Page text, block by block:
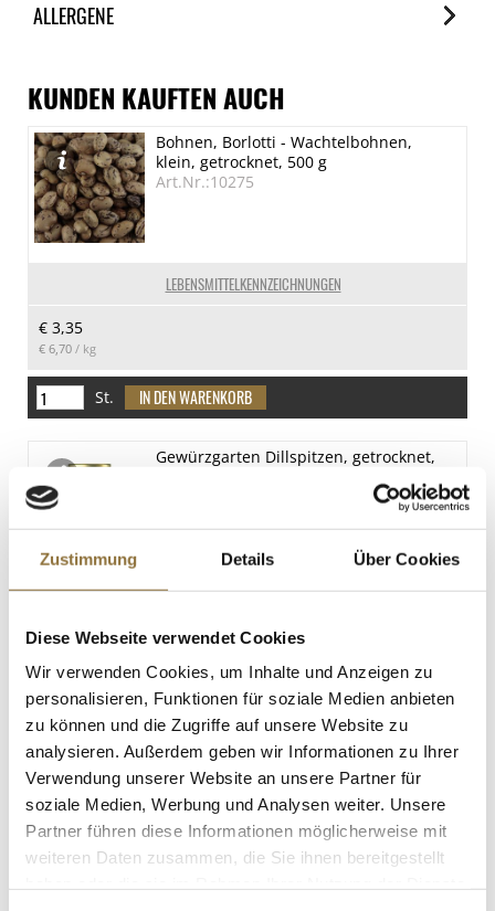
Zustimmung Details Über Cookies
Diese Webseite verwendet Cookies
Wir verwenden Cookies, um Inhalte und Anzeigen zu
personalisieren, Funktionen für soziale Medien anbieten
zu können und die Zugriffe auf unsere Website zu
analysieren. Außerdem geben wir Informationen zu Ihrer
Verwendung unserer Website an unsere Partner für
soziale Medien, Werbung und Analysen weiter. Unsere
Partner führen diese Informationen möglicherweise mit
weiteren Daten zusammen, die Sie ihnen bereitgestellt
ALLERGENE
Spuren / Enthalten
Glutenhaltige Getreide
Spuren
Eier
Spuren
Erdnuss
Spuren
Milch
Spuren
(Knollen-)Sellerie
Spuren
Senf
Spuren
Sesamsamen
Spuren
KUNDEN KAUFTEN AUCH
LEBENSMITTELKENNZEICHNUNGEN
Bohnen, Borlotti - Wachtelbohnen,
klein, getrocknet, 500 g
Art.Nr.:10275
€ 3,35
€ 6,70 / kg
St.
LEBENSMITTELKENNZEICHNUNGEN
Gewürzgarten Dillspitzen, getrocknet,
€ 3,53
€ 141,20
St.
Gewürzgarten Anissamen, ganz, 100 g
Art.Nr.:31822